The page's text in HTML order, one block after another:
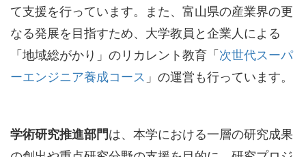
て支援を行っています。また、富山県の産業界の更
なる発展を目指すため、大学教員と企業人による
「地域総がかり」のリカレント教育「 次世代スーパ
ーエンジニア養成コース 」の運営も行っています。
学術研究推進部門 は、本学における一層の研究成果